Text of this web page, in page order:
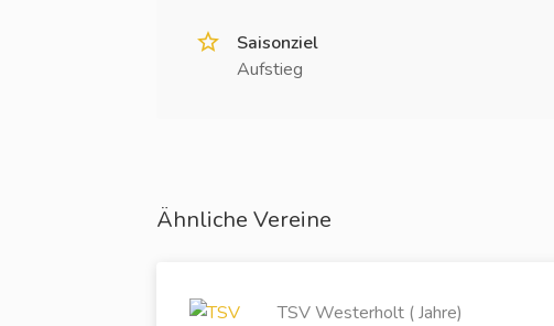
Saisonziel
Aufstieg
Ähnliche Vereine
TSV Westerholt ( Jahre)